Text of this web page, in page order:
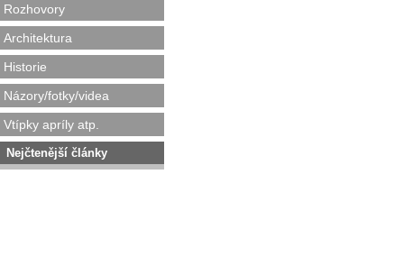
Rozhovory
Architektura
Historie
Názory/fotky/videa
Vtípky apríly atp.
Nejčtenější články